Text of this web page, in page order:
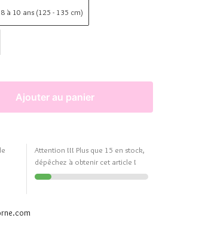
8 à 10 ans (125 - 135 cm)
Ajouter au panier
Attention !!! Plus que 15 en stock,
dépêchez à obtenir cet article !